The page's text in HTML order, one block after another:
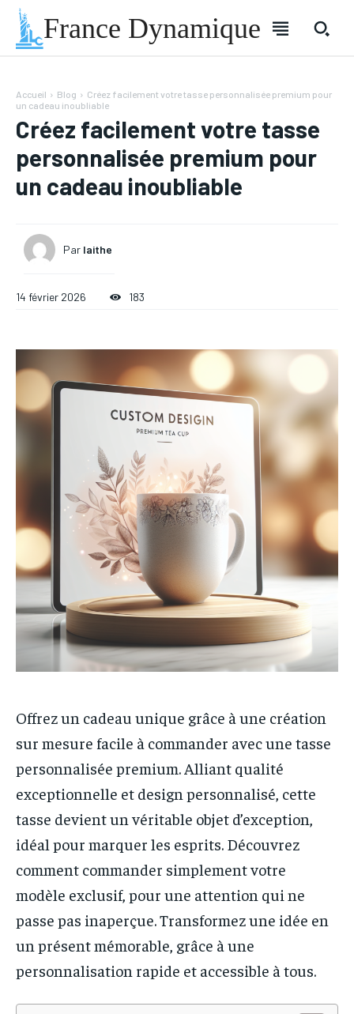
France Dynamique
Accueil Blog
Créez facilement votre tasse personnalisée premium pour
un cadeau inoubliable
Créez facilement votre tasse
personnalisée premium pour
un cadeau inoubliable
Par laithe
14 février 2026 183
Offrez un cadeau unique grâce à une création
sur mesure facile à commander avec une tasse
personnalisée premium. Alliant qualité
exceptionnelle et design personnalisé, cette
tasse devient un véritable objet d’exception,
idéal pour marquer les esprits. Découvrez
comment commander simplement votre
modèle exclusif, pour une attention qui ne
passe pas inaperçue. Transformez une idée en
un présent mémorable, grâce à une
personnalisation rapide et accessible à tous.